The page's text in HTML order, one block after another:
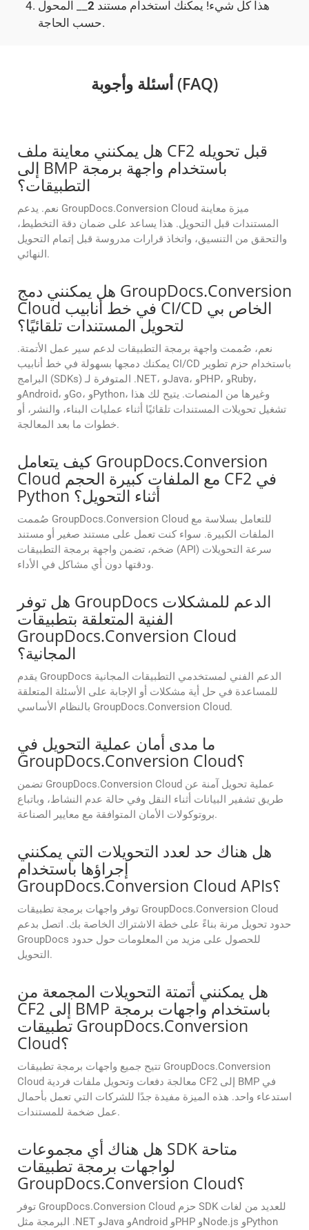
هذا كل شيء! يمكنك استخدام مستند 2 __ المحول
حسب الحاجة.
أسئلة وأجوبة (FAQ)
هل يمكنني معاينة ملف CF2 قبل تحويله
إلى BMP باستخدام واجهة برمجة
التطبيقات؟
نعم. يدعم GroupDocs.Conversion Cloud ميزة معاينة
المستندات قبل التحويل. هذا يساعد على ضمان دقة التخطيط،
والتحقق من التنسيق، واتخاذ قرارات مدروسة قبل إتمام التحويل
النهائي.
هل يمكنني دمج GroupDocs.Conversion
Cloud في خط أنابيب CI/CD الخاص بي
لتحويل المستندات تلقائيًا؟
نعم، صُممت واجهة برمجة التطبيقات لدعم سير عمل الأتمتة.
يمكنك دمجها بسهولة في خط أنابيب CI/CD باستخدام حزم تطوير
البرامج (SDKs) المتوفرة لـ .NET، وJava، وPHP، وRuby،
وAndroid، وGo، وPython، وغيرها من المنصات. يتيح لك هذا
تشغيل تحويلات المستندات تلقائيًا أثناء عمليات البناء، والنشر، أو
خطوات ما بعد المعالجة.
كيف يتعامل GroupDocs.Conversion
Cloud مع الملفات كبيرة الحجم CF2 في
Python أثناء التحويل؟
صُممت GroupDocs.Conversion Cloud للتعامل بسلاسة مع
الملفات الكبيرة. سواء كنت تعمل على مستند صغير أو مستند
ضخم، تضمن واجهة برمجة التطبيقات (API) سرعة التحويلات
ودقتها دون أي مشاكل في الأداء.
هل توفر GroupDocs الدعم للمشكلات
الفنية المتعلقة بتطبيقات
GroupDocs.Conversion Cloud
المجانية؟
يقدم GroupDocs الدعم الفني لمستخدمي التطبيقات المجانية
للمساعدة في حل أية مشكلات أو الإجابة على الأسئلة المتعلقة
بالنظام الأساسي GroupDocs.Conversion Cloud.
ما مدى أمان عملية التحويل في
GroupDocs.Conversion Cloud؟
تضمن GroupDocs.Conversion Cloud عملية تحويل آمنة عن
طريق تشفير البيانات أثناء النقل وفي حالة عدم النشاط، وباتباع
بروتوكولات الأمان المتوافقة مع معايير الصناعة.
هل هناك حد لعدد التحويلات التي يمكنني
إجراؤها باستخدام
GroupDocs.Conversion Cloud APIs؟
توفر واجهات برمجة تطبيقات GroupDocs.Conversion Cloud
حدود تحويل مرنة بناءً على خطة الاشتراك الخاصة بك. اتصل بدعم
GroupDocs للحصول على مزيد من المعلومات حول حدود
التحويل.
هل يمكنني أتمتة التحويلات المجمعة من
CF2 إلى BMP باستخدام واجهات برمجة
تطبيقات GroupDocs.Conversion
Cloud؟
تتيح جميع واجهات برمجة تطبيقات GroupDocs.Conversion
Cloud معالجة دفعات وتحويل ملفات فردية CF2 إلى BMP في
استدعاء واحد. هذه الميزة مفيدة جدًا للشركات التي تعمل بأحمال
عمل ضخمة للمستندات.
هل هناك أي مجموعات SDK متاحة
لواجهات برمجة تطبيقات
GroupDocs.Conversion Cloud؟
توفر GroupDocs.Conversion Cloud حزم SDK للعديد من لغات
البرمجة مثل .NET وJava وAndroid وPHP وNode.js وPython